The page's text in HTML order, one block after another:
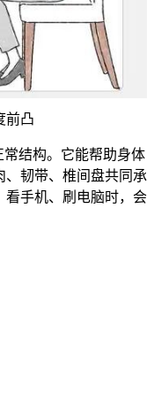
前凸
结构。它能帮助身体
、韧带、椎间盘共同承
看手机、刷电脑时，会